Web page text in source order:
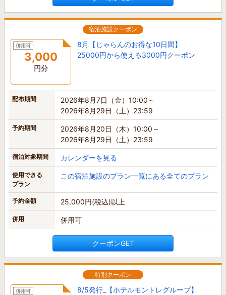
宿泊施設クーポン
併用可
3,000
円分
8月【じゃらんのお得な10日間】
25000円から使える3000円クーポン
配布期間
2026年8月7日（金）10:00～
2026年8月29日（土）23:59
予約期間
2026年8月20日（木）10:00～
2026年8月29日（土）23:59
宿泊対象期間 カレンダーを見る
使用できる
プラン
この宿泊施設のプラン一覧にある全てのプラン
予約金額 25,000円(税込)以上
併用 併用可
クーポンGET
特別クーポン
併用可
8/5発行_【ホテルモントレグループ】